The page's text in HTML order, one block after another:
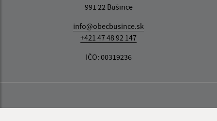
991 22 Bušince
info@obecbusince.sk
+421 47 48 92 147
IČO: 00319236